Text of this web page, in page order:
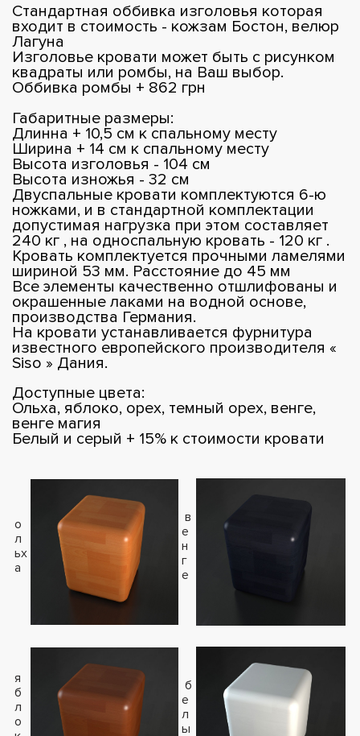
Стандартная оббивка изголовья которая
входит в стоимость - кожзам Бостон, велюр
Лагуна
Изголовье кровати может быть с рисунком
квадраты или ромбы, на Ваш выбор.
Оббивка ромбы + 862 грн
Габаритные размеры:
Длинна + 10,5 см к спальному месту
Ширина + 14 см к спальному месту
Высота изголовья - 104 см
Высота изножья - 32 см
Двуспальные кровати комплектуются 6-ю
ножками, и в стандартной комплектации
допустимая нагрузка при этом составляет
240 кг , на односпальную кровать - 120 кг .
Кровать комплектуется прочными ламелями
шириной 53 мм. Расстояние до 45 мм
Все элементы качественно отшлифованы и
окрашенные лаками на водной основе,
производства Германия.
На кровати устанавливается фурнитура
известного европейского производителя «
Siso » Дания.
Доступные цвета:
Ольха, яблоко, орех, темный орех, венге,
венге магия
Белый и серый + 15% к стоимости кровати
о
л
ьх
а
в
е
н
г
е
я
б
л
о
б
е
л
ы